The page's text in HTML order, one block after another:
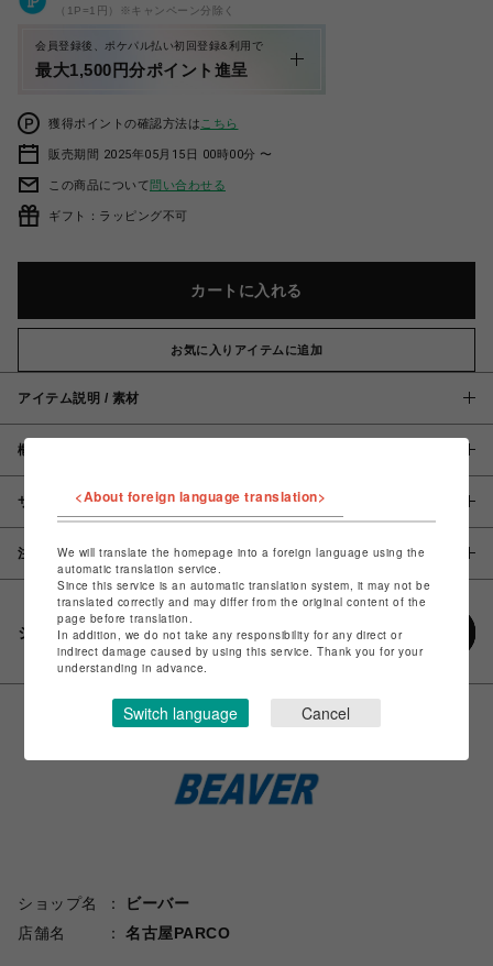
（1P=1円）※キャンペーン分除く
会員登録後、ポケパル払い初回登録&利用で
最大1,500円分ポイント進呈
獲得ポイントの確認方法は こちら
販売期間 2025年05月15日 00時00分 〜
この商品について問い合わせる
ギフト：ラッピング不可
カートに入れる
お気に入りアイテムに追加
アイテム説明 / 素材
概要
サイズ
注意事項
シェアする
ショップ名
ビーバー
店舗名
名古屋PARCO
<About foreign language translation>
We will translate the homepage into a foreign language using the
automatic translation service.
Since this service is an automatic translation system, it may not be
translated correctly and may differ from the original content of the
page before translation.
In addition, we do not take any responsibility for any direct or
indirect damage caused by using this service. Thank you for your
understanding in advance.
Switch language Cancel